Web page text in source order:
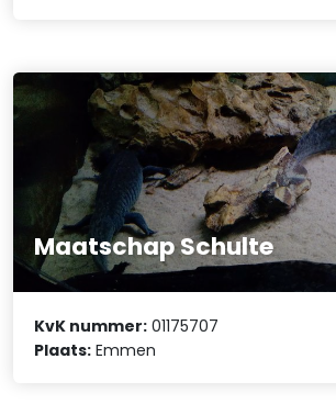
Maatschap Schulte
KvK nummer: 01175707
Plaats: Emmen